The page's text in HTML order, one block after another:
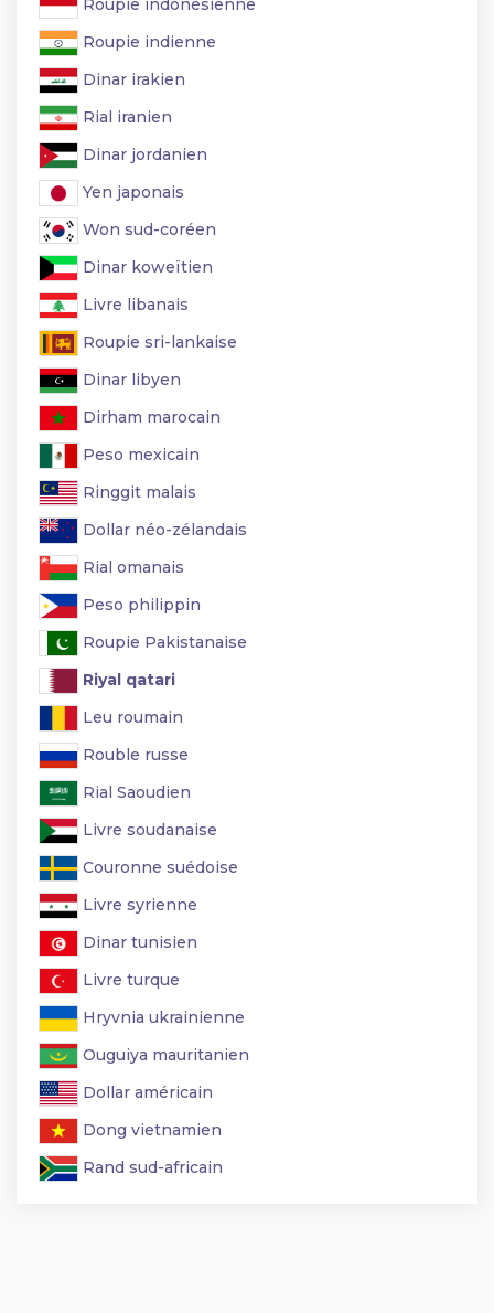
Roupie indonésienne
Roupie indienne
Dinar irakien
Rial iranien
Dinar jordanien
Yen japonais
Won sud-coréen
Dinar koweïtien
Livre libanais
Roupie sri-lankaise
Dinar libyen
Dirham marocain
Peso mexicain
Ringgit malais
Dollar néo-zélandais
Rial omanais
Peso philippin
Roupie Pakistanaise
Riyal qatari
Leu roumain
Rouble russe
Rial Saoudien
Livre soudanaise
Couronne suédoise
Livre syrienne
Dinar tunisien
Livre turque
Hryvnia ukrainienne
Ouguiya mauritanien
Dollar américain
Dong vietnamien
Rand sud-africain